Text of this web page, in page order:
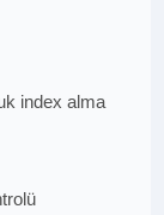
index alma